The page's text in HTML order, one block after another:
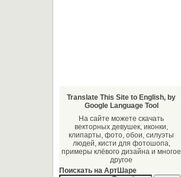
Translate This Site to English, by
Google Language Tool
На сайте можете скачать
векторных девушек, иконки,
клипарты, фото, обои, силуэты
людей, кисти для фотошопа,
примеры клёвого дизайна и многое
другое
Поискать на АртШаре